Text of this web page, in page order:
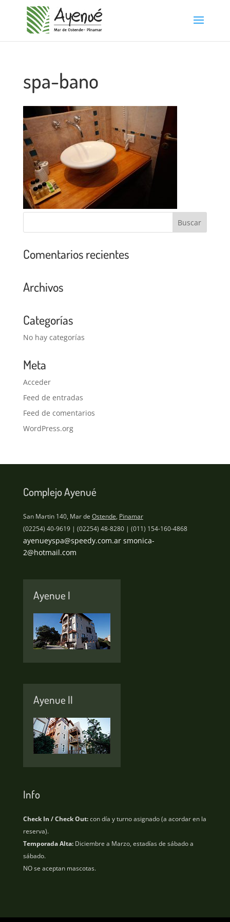
spa-bano
Comentarios recientes
Archivos
Categorías
No hay categorías
Meta
Acceder
Feed de entradas
Feed de comentarios
WordPress.org
Complejo Ayenué
San Martin 140, Mar de Ostende, Pinamar
(02254) 40-9619 | (02254) 48-8280 | (011) 154-160-4868
ayenueyspa@speedy.com.ar smonica-
2@hotmail.com
Ayenue I
Ayenue II
Info
Check In / Check Out:con día y turno asignado (a acordar en la
reserva).
Temporada Alta:Diciembre a Marzo, estadías de sábado a
sábado.
NO se aceptan mascotas.